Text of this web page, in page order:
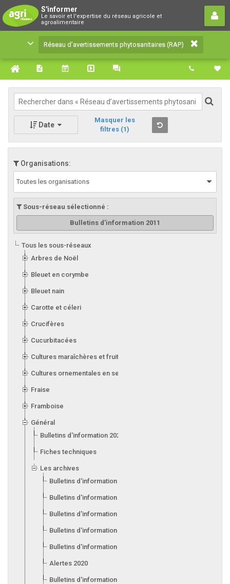
S'informer
Le savoir et l'expertise du réseau agricole et
agroalimentaire
Réseau d’avertissements
phytosanitaires (RAP)
Le savoir et l'expertise du réseau agricole et
agroalimentaire
Réseau d’avertissements phytosanitaires (RAP)
Date
Masquer les
filtres (1)
Organisations:
Toutes les organisations
Sous-réseau sélectionné :
Bulletins d’information 2011
Tous les sous-réseaux
Arbres de Noël
Bleuet en corymbe
Bleuet nain
Carotte et céleri
Crucifères
Cucurbitacées
Cultures maraîchères et fruitières en serre
Cultures ornementales en serre
Fraise
Framboise
Général
Bulletins d'information 2026
Fiches techniques
Les archives
Bulletins d'information 2025
Bulletins d'information 2024
Bulletins d'information 2023
Bulletins d'information 2022
Bulletins d'information 2021
Alertes 2020
Bulletins d'information 2020